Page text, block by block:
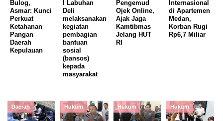
Bulog,
Asmar: Kunci
Perkuat
Ketahanan
Pangan
Daerah
Kepulauan
I Labuhan
Deli
melaksanakan
kegiatan
pembagian
bantuan
sosial
(bansos)
kepada
masyarakat
Pengemud
Ojek Online,
Ajak Jaga
Kamtibmas
Jelang HUT
RI
Internasional
di Apartemen
Medan,
Korban Rugi
Rp6,7 Miliar
Daerah Hukum Hukum Hukum